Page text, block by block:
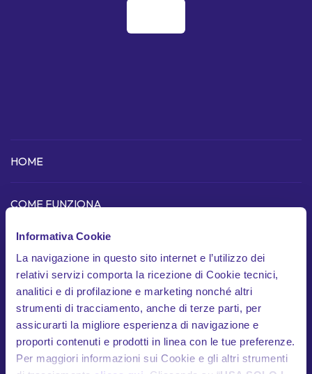
Informativa Cookie
La navigazione in questo sito internet e l’utilizzo dei
relativi servizi comporta la ricezione di Cookie tecnici,
analitici e di profilazione e marketing nonché altri
strumenti di tracciamento, anche di terze parti, per
assicurarti la migliore esperienza di navigazione e
proporti contenuti e prodotti in linea con le tue preferenze.
Per maggiori informazioni sui Cookie e gli altri strumenti
HOME
COME FUNZIONA
Scopri l'app
Dispositivo telematico
In cosa siamo unici
Garanzie
Documenti contrattuali